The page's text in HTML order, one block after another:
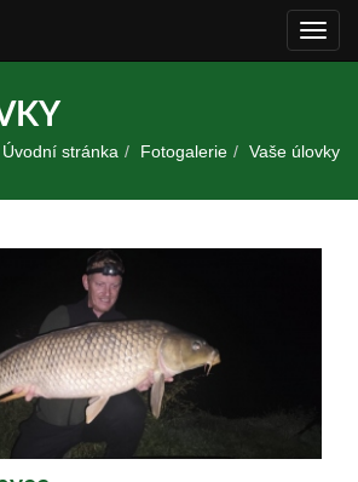
Úvodní stránka Fotogalerie Vaše úlovky